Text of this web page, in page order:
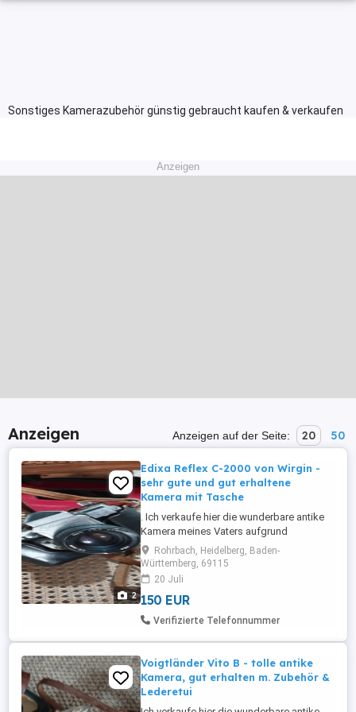
Sonstiges Kamerazubehör günstig gebraucht kaufen & verkaufen
Anzeigen
Anzeigen Anzeigen auf der Seite: 20 50
2
Edixa Reflex C-2000 von Wirgin -
sehr gute und gut erhaltene
Kamera mit Tasche
. Ich verkaufe hier die wunderbare antike
Kamera meines Vaters aufgrund
Haushaltsauflösung. Die Edixa Reflex C-
2000 von Wirgin (Westdeutschland) ist
eine erstklassige analoge SLR- Kamera
einer schönen Ledertasche (Lederetui).
Auf ihm steht: f = 50mm 1:1.7 49 ...
Rohrbach, Heidelberg, Baden-
Württemberg, 69115
20 Juli
150 EUR
Verifizierte Telefonnummer
Voigtländer Vito B - tolle antike
Kamera, gut erhalten m. Zubehör &
Lederetui